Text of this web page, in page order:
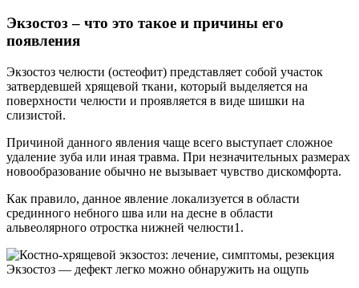
Экзостоз – что это такое и причины его
появления
Экзостоз челюсти (остеофит) представляет собой участок
затвердевшей хрящевой ткани, который выделяется на
поверхности челюсти и проявляется в виде шишки на
слизистой.
Причиной данного явления чаще всего выступает сложное
удаление зуба или иная травма. При незначительных размерах
новообразование обычно не вызывает чувство дискомфорта.
Как правило, данное явление локализуется в области
срединного небного шва или на десне в области
альвеолярного отростка нижней челюсти1.
Экзостоз — дефект легко можно обнаружить на ощупь